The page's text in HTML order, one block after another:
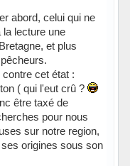
abord, celui qui ne
la lecture une
et plus
cet état :
( qui l'eut crû ?
être taxé de
pour nous
sur notre region,
origines sous son